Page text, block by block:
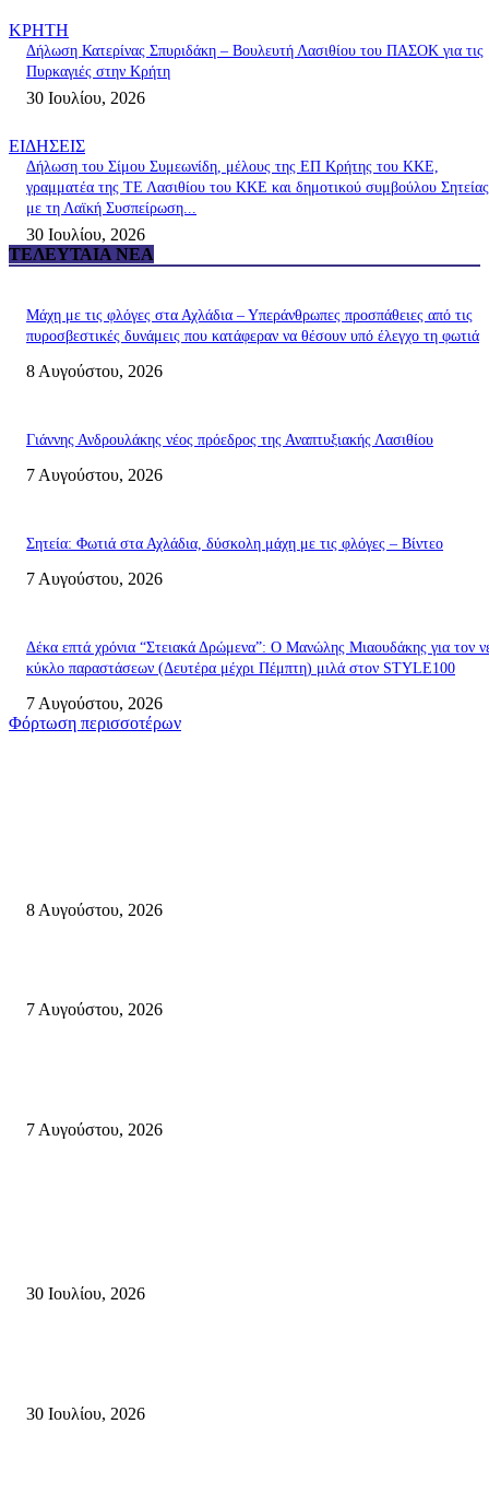
ΚΡΗΤΗ
Δήλωση Κατερίνας Σπυριδάκη – Βουλευτή Λασιθίου του ΠΑΣΟΚ για τις
Πυρκαγιές στην Κρήτη
30 Ιουλίου, 2026
ΕΙΔΗΣΕΙΣ
Δήλωση του Σίμου Συμεωνίδη, μέλους της ΕΠ Κρήτης του ΚΚΕ,
γραμματέα της ΤΕ Λασιθίου του ΚΚΕ και δημοτικού συμβούλου Σητείας
με τη Λαϊκή Συσπείρωση...
30 Ιουλίου, 2026
ΤΕΛΕΥΤΑΊΑ ΝΈΑ
Μάχη με τις φλόγες στα Αχλάδια – Υπεράνθρωπες προσπάθειες από τις
πυροσβεστικές δυνάμεις που κατάφεραν να θέσουν υπό έλεγχο τη φωτιά
8 Αυγούστου, 2026
Γιάννης Ανδρουλάκης νέος πρόεδρος της Αναπτυξιακής Λασιθίου
7 Αυγούστου, 2026
Σητεία: Φωτιά στα Αχλάδια, δύσκολη μάχη με τις φλόγες – Βίντεο
7 Αυγούστου, 2026
Δέκα επτά χρόνια “Στειακά Δρώμενα”: Ο Μανώλης Μιαουδάκης για τον
κύκλο παραστάσεων (Δευτέρα μέχρι Πέμπτη) μιλά στον STYLE100
7 Αυγούστου, 2026
Φόρτωση περισσοτέρων
8 Αυγούστου, 2026
7 Αυγούστου, 2026
7 Αυγούστου, 2026
30 Ιουλίου, 2026
30 Ιουλίου, 2026